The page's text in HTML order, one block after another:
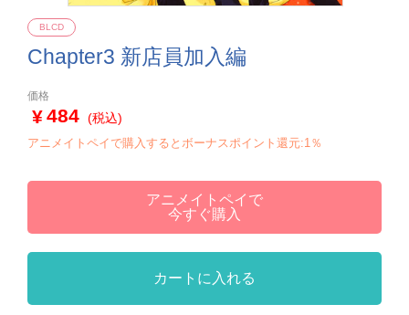
Chapter3 新店員加入編
BLCD
価格
484 (税込)
アニメイトペイで購入するとボーナスポイント還元:1％
アニメイトペイで
今すぐ購入
カートに入れる